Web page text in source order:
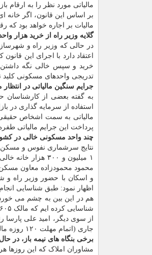
مالیاتی مورد نظر را به ارقام
مالیات بر اجاره خواهد بود که
گلایه وزیر راه از خرید هزار
اعتقاد دارد با اجرای این
خرید و سپس خالی نگه داشتن
تدریجی واحدهای مسکونی کلید
جرایم سنگین مالیاتی در
به گفته بعضی از کارشناسان
استفاده از سرمایه گذاری در
مالیاتی به سمت اشخاص حقیقی
پرداخت این جرایم مالیاتی
چند واحد مسکونی خالی در
۱ میلیون و ۳۰۰ هزار خانه خالی و معرفی آنها به سازمان امور مالیاتی اطلاع داده است.
محمود محمودزاده معاون
هم در این بین به چشم می
شناسایی کرده ایم که مالک ۶۰۵ واحد مسکونی است؛ همینطور یک شخص حقوقی ۲۳ هزار و ۸۰۰ واحد را در تملک دارد.
از سوی دیگر، امید علی پارسا
جاری (اتمام مهلت ۱۲۰ روزه مالکان خانه های خالی) اعلام نموده است.
برخی بنگاه های نیمه باز،
مشاوران املاک که این روزها